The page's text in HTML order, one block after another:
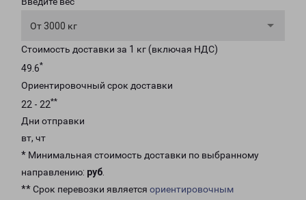
От 3000 кг
Стоимость доставки за 1 кг (включая НДС)
49.6*
Ориентировочный срок доставки
22 - 22**
Дни отправки
вт, чт
* Минимальная стоимость доставки по выбранному
направлению: руб.
** Срок перевозки является ориентировочным